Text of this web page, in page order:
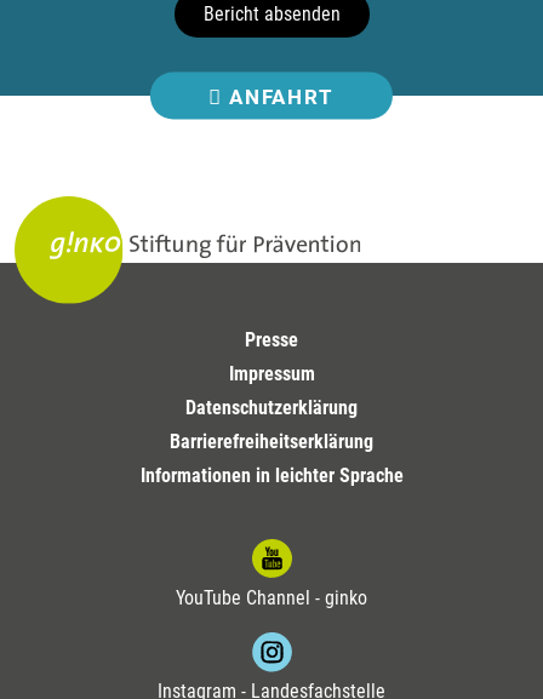
Bericht absenden
ANFAHRT
Presse
Impressum
Datenschutzerklärung
Barrierefreiheitserklärung
Informationen in leichter Sprache
YouTube Channel - ginko
Instagram - Landesfachstelle